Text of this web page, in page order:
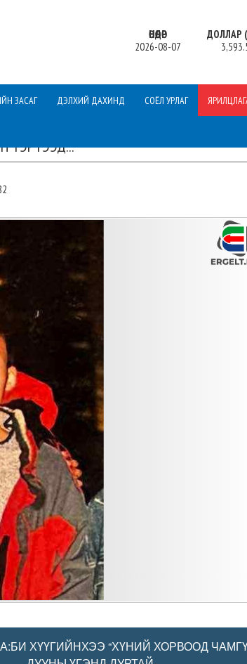
ӨНӨӨДӨР
2026-08-07
ДОЛЛАР
ЗАСАГ ДЭЛХИЙ ДАХИНД СОЁЛ УРЛАГ
ТЭРТЭЭД...
БИ ХҮҮГИЙНХЭЭ “ХҮНИЙ ХОРВООД